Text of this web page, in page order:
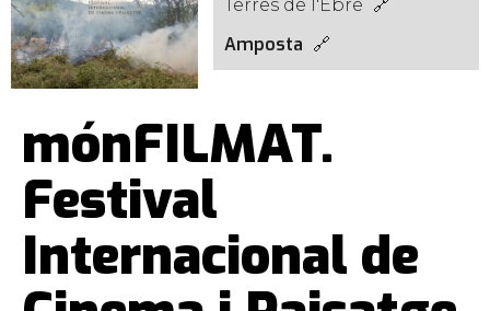
Terres de l'Ebre
Amposta
mónFILMAT.
Festival
Internacional de